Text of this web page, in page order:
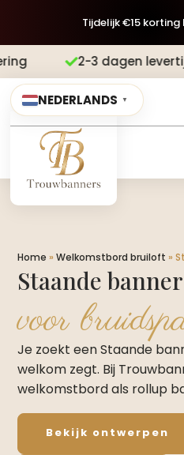
Tijdelijk €15
levertijd 
NEDERLANDS ▼
Home »Welkomstbord bruiloft »
Staande
voor
Je zoekt een Staande
welkom zegt. Bij
welkomstbord als rollup
Bekijk ontwerpen